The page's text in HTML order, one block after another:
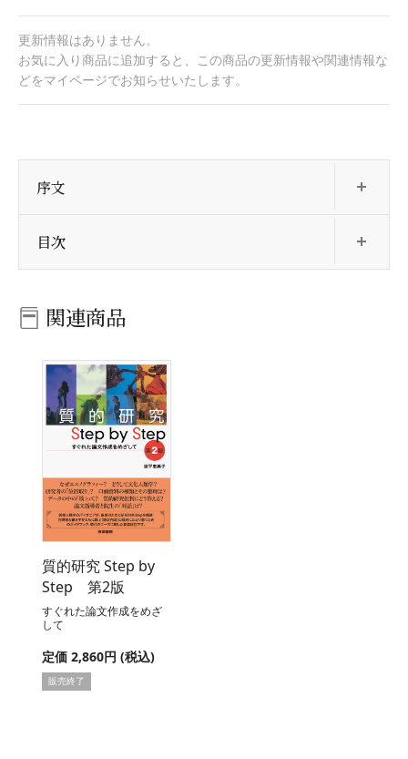
更新情報はありません。
お気に入り商品に追加すると、この商品の更新情報や関連情報な
どをマイページでお知らせいたします。
序文
目次
関連商品
質的研究 Step by
Step 第2版
すぐれた論文作成をめざ
して
定価 2,860円 (税込)
販売終了